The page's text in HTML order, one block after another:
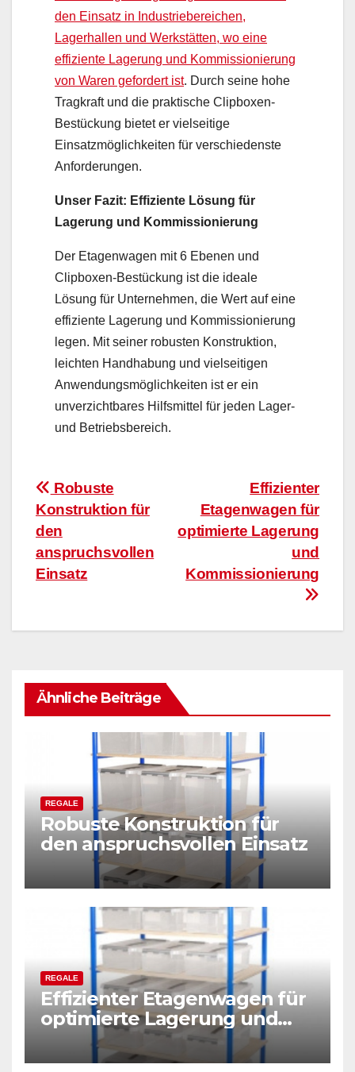
den Einsatz in Industriebereichen,
Lagerhallen und Werkstätten, wo eine
effiziente Lagerung und Kommissionierung
von Waren gefordert ist. Durch seine hohe
Tragkraft und die praktische Clipboxen-
Bestückung bietet er vielseitige
Einsatzmöglichkeiten für verschiedenste
Anforderungen.
Unser Fazit: Effiziente Lösung für
Lagerung und Kommissionierung
Der Etagenwagen mit 6 Ebenen und
Clipboxen-Bestückung ist die ideale
Lösung für Unternehmen, die Wert auf eine
effiziente Lagerung und Kommissionierung
legen. Mit seiner robusten Konstruktion,
leichten Handhabung und vielseitigen
Anwendungsmöglichkeiten ist er ein
unverzichtbares Hilfsmittel für jeden Lager-
und Betriebsbereich.
BeitragsnavigationEffizienter
Etagenwagen für
optimierte Lagerung
und
Kommissionierung
Robuste
Konstruktion für
den
anspruchsvollen
Einsatz
Ähnliche Beiträge
REGALE
Robuste Konstruktion für
den anspruchsvollen Einsatz
REGALE
Effizienter Etagenwagen für
optimierte Lagerung und
Kommissionierung